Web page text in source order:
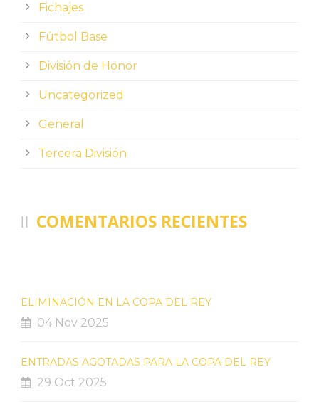
Fichajes
Fútbol Base
División de Honor
Uncategorized
General
Tercera División
COMENTARIOS RECIENTES
ELIMINACIÓN EN LA COPA DEL REY
04 Nov 2025
ENTRADAS AGOTADAS PARA LA COPA DEL REY
29 Oct 2025